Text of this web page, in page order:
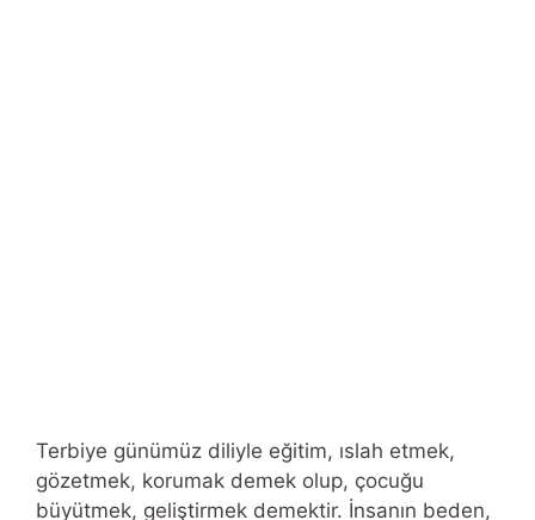
Terbiye günümüz diliyle eğitim, ıslah etmek,
gözetmek, korumak demek olup, çocuğu
büyütmek, geliştirmek demektir. İnsanın beden,